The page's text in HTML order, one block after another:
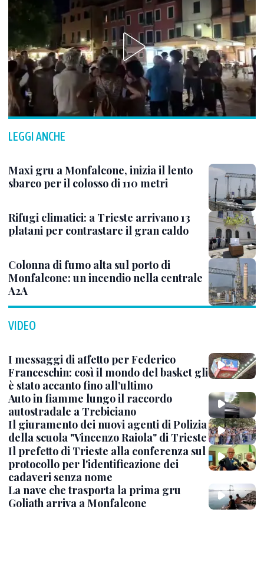
LEGGI ANCHE
Maxi gru a Monfalcone, inizia il lento
sbarco per il colosso di 110 metri
Rifugi climatici: a Trieste arrivano 13
platani per contrastare il gran caldo
Colonna di fumo alta sul porto di
Monfalcone: un incendio nella centrale
A2A
VIDEO
I messaggi di affetto per Federico
Franceschin: così il mondo del basket gli
è stato accanto fino all’ultimo
Auto in fiamme lungo il raccordo
autostradale a Trebiciano
Il giuramento dei nuovi agenti di Polizia
della scuola "Vincenzo Raiola" di Trieste
Il prefetto di Trieste alla conferenza sul
protocollo per l'identificazione dei
cadaveri senza nome
La nave che trasporta la prima gru
Goliath arriva a Monfalcone